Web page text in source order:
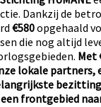
Dankzij de
€580opgehaald
die nog altijd
Met
lokale partners,
frontgebied